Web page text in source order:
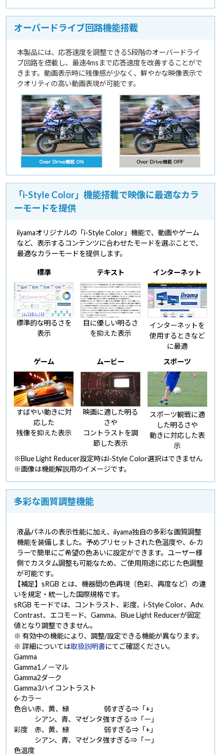
オーバードライブ回路機能搭載
本製品には、応答速度を調整できる5段階のオーバードライ
ブ回路を搭載し、最速4msまで応答速度を改善することがで
きます。動画表示時に残像感が少なく、鮮やかな映像表示で
クオリティの高い動画表現が可能です。
「i-Style Color」機能搭載で映像に最適なカラ
ーモードを提供
iiyamaオリジナルの「i-Style Color」機能で、動画やゲーム
など、表示するコンテンツに合わせたモードを選ぶことで、
最適なカラーモードを提供します。
標準
標準的な明るさを
表示
テキスト
目に優しい明るさ
を抑えた表示
インターネット
インターネットを
使用するときなど
に最適
ゲーム
すばやい動きに対
応した
残像を抑えた表示
ムービー
映画に適した明る
さや
コントラストを調
節した表示
スポーツ
スポーツ観戦に適
した明るさや
動きに対応した表
示
※Blue Light Reducer設定時はi-Style Color選択はできません
※画像は機能解説用のイメージです。
多彩な画質調整機能
液晶パネルの表示性能に加え、iiyama独自の多彩な画質調整
機能を装備しました。予めプリセットされた色温度や、6-カ
ラーで簡単にご希望の色あいに設定ができます。ユーザー様
側でカスタム調整も可能なため、ご使用用途に応じた色調整
が可能です。
【補足】sRGB とは、機器間の色再現（色彩、再度など）の違
いを規定・統一した国際規格です。
sRGB モードでは、コントラスト、彩度、i-Style Color、Adv.
Contrast、エコモード、Gamma、Blue Light Reducerが固定
値となり調整できません。
※ 有効中の機能により、調整/設定できる機能が異なります。
※ 詳細については取扱説明書にてご確認ください。
Gamma
Gamma1 ノーマル
Gamma2ダーク
Gamma3ハイコントラスト
6-カラー
色合い赤、黄、緑
シアン、青、マゼンタ
弱すぎる⇒「+」
強すぎる⇒「ー」
彩度
赤、黄、緑
シアン、青、マゼンタ
弱すぎる⇒「+」
強すぎる⇒「ー」
色温度